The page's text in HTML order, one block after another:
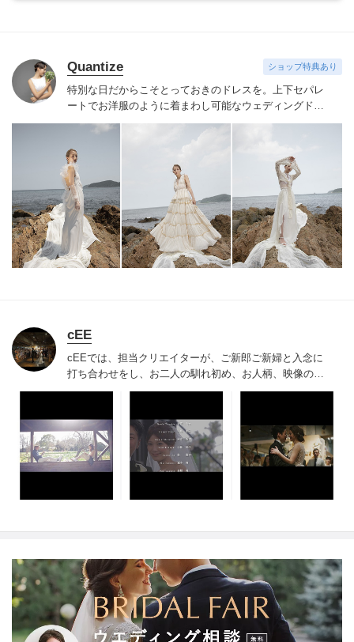
Quantize ショップ特典あり
特別な日だからこそとっておきのドレスを。
上下セパレ
ートでお洋服のように着まわし可能なウェディングドレ
ス""Mix and Match Dress""を展開しています。
cEE
cEEでは、担当クリエイターが、ご新郎ご新婦と入念に
打ち合わせをし、お二人の馴れ初め、お人柄、映像の好
み等を汲み取って映像のストーリーをつくります。世界
つくりあげていきましょう。もちろん主役はご新郎ご新
婦のお二人。 素敵なものがたりが始まります。